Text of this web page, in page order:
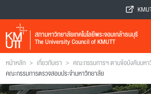
สภามหาวิทยาลัยเทคโนโลยีพระจอมเกล้าธนบุรี
The University Council of KMUTT
หน้าหลัก > เกี่ยวกับเรา > คณะกรรมการฯ ตามข้อบังคับมห
คณะกรรมการตรวจสอบประจำมหาวิทยาลัย